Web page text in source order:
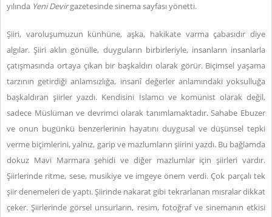
yılında Yeni Devirgazetesinde sinema sayfası yönetti.
Şiiri, varoluşumuzun künhüne, aşka, hakikate varma çabasıdır diye
algılar. Şiiri aklın gönülle, duyguların birbirleriyle, insanların insanlarla
çatışmasında ortaya çıkan bir başkaldırı olarak görür. Biçimsel yaşama
tarzının getirdiği anlamsızlığa, insanî değerler anlamındaki yoksulluğa
başkaldıran şiirler yazdı. Kendisini İslamcı ve komünist olarak değil,
sadece Müslüman ve devrimci olarak tanımlamaktadır. Sahabe Ebuzer
ve onun bugünkü benzerlerinin hayatını duygusal ve düşünsel tepki
verme biçimlerini, yalnız, garip ve mazlumların şiirini yazdı. Bu bağlamda
dokuz Mavi Marmara şehidi ve diğer mazlumlar için şiirleri vardır.
Şiirlerinde ritme, sese, musikiye ve imgeye önem verdi. Çok parçalı tek
şiir denemeleri de yaptı.Şiirinde nakarat gibi tekrarlanan mısralar dikkat
çeker. Şiirlerinde görsel unsurların, resim, fotoğraf ve sinemanın etkisi